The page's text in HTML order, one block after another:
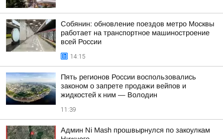
Собянин: обновление поездов метро Москвы
работает на транспортное машиностроение
всей России
14:15
Пять регионов России воспользовались
законом о запрете продажи вейпов и
жидкостей к ним — Володин
11:39
Админ Ni Mash прошвырнулся по закоулкам